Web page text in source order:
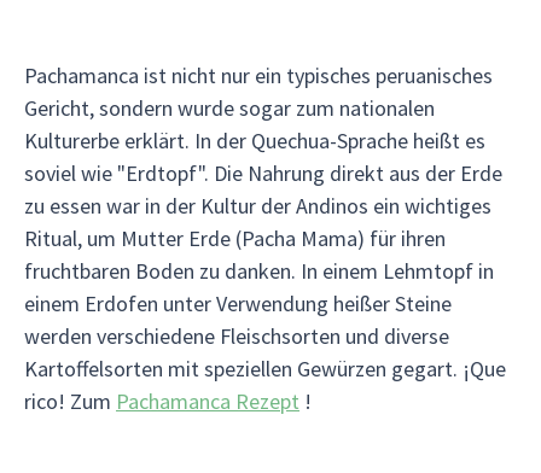
Pachamanca ist nicht nur ein typisches peruanisches
Gericht, sondern wurde sogar zum nationalen
Kulturerbe erklärt. In der Quechua-Sprache heißt es
soviel wie "Erdtopf". Die Nahrung direkt aus der Erde
zu essen war in der Kultur der Andinos ein wichtiges
Ritual, um Mutter Erde (Pacha Mama) für ihren
fruchtbaren Boden zu danken. In einem Lehmtopf in
einem Erdofen unter Verwendung heißer Steine
werden verschiedene Fleischsorten und diverse
Kartoffelsorten mit speziellen Gewürzen gegart. ¡Que
rico! Zum Pachamanca Rezept !